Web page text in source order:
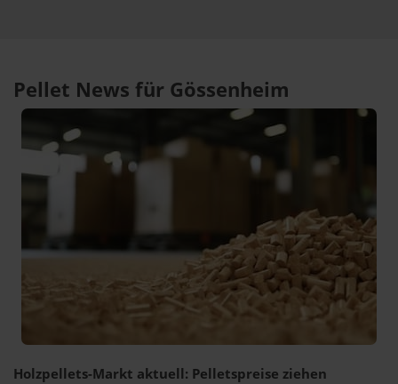
Pellet News für Gössenheim
Holzpellets-Markt aktuell: Pelletspreise ziehen